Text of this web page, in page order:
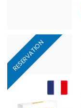
RESERVATION